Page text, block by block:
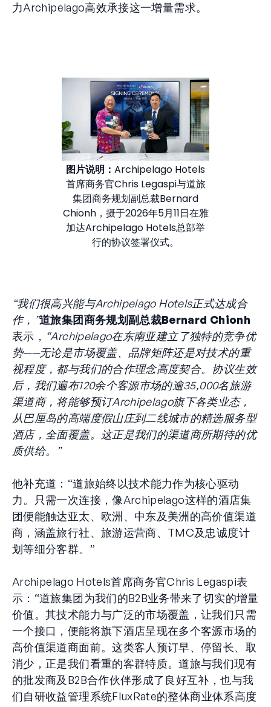
力Archipelago高效承接这一增量需求。
图片说明： Archipelago Hotels
首席商务官Chris Legaspi与道旅
集团商务规划副总裁Bernard
Chionh，摄于2026年5月11日在雅
加达Archipelago Hotels总部举
行的协议签署仪式。
“我们很高兴能与Archipelago Hotels正式达成合
作，”道旅集团商务规划副总裁Bernard Chionh
表示， “Archipelago在东南亚建立了独特的竞争优
势——无论是市场覆盖、品牌矩阵还是对技术的重
视程度，都与我们的合作理念高度契合。协议生效
后，我们遍布120余个客源市场的逾35,000名旅游
渠道商，将能够预订Archipelago旗下各类业态，
从巴厘岛的高端度假山庄到二线城市的精选服务型
酒店，全面覆盖。这正是我们的渠道商所期待的优
质供给。”
他补充道：“道旅始终以技术能力作为核心驱动
力。只需一次连接，像Archipelago这样的酒店集
团便能触达亚太、欧洲、中东及美洲的高价值渠道
商，涵盖旅行社、旅游运营商、TMC及忠诚度计
划等细分客群。”
Archipelago Hotels首席商务官Chris Legaspi表
示：“道旅集团为我们的B2B业务带来了切实的增量
价值。其技术能力与广泛的市场覆盖，让我们只需
一个接口，便能将旗下酒店呈现在多个客源市场的
高价值渠道商面前。这类客人预订早、停留长、取
消少，正是我们看重的客群特质。道旅与我们现有
的批发商及B2B合作伙伴形成了良好互补，也与我
们自研收益管理系统FluxRate的整体商业体系高度